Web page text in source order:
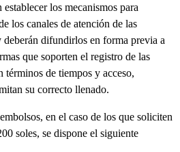
establecer los mecanismos para
los canales de atención de las
difundirlos en forma previa a
que soporten el registro de las
términos de tiempos y acceso,
su correcto llenado.
en el caso de los que soliciten
soles, se dispone el siguiente